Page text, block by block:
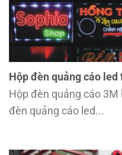
Hộp đèn quảng cáo
Hộp đèn quảng cáo
đèn quảng cáo led...